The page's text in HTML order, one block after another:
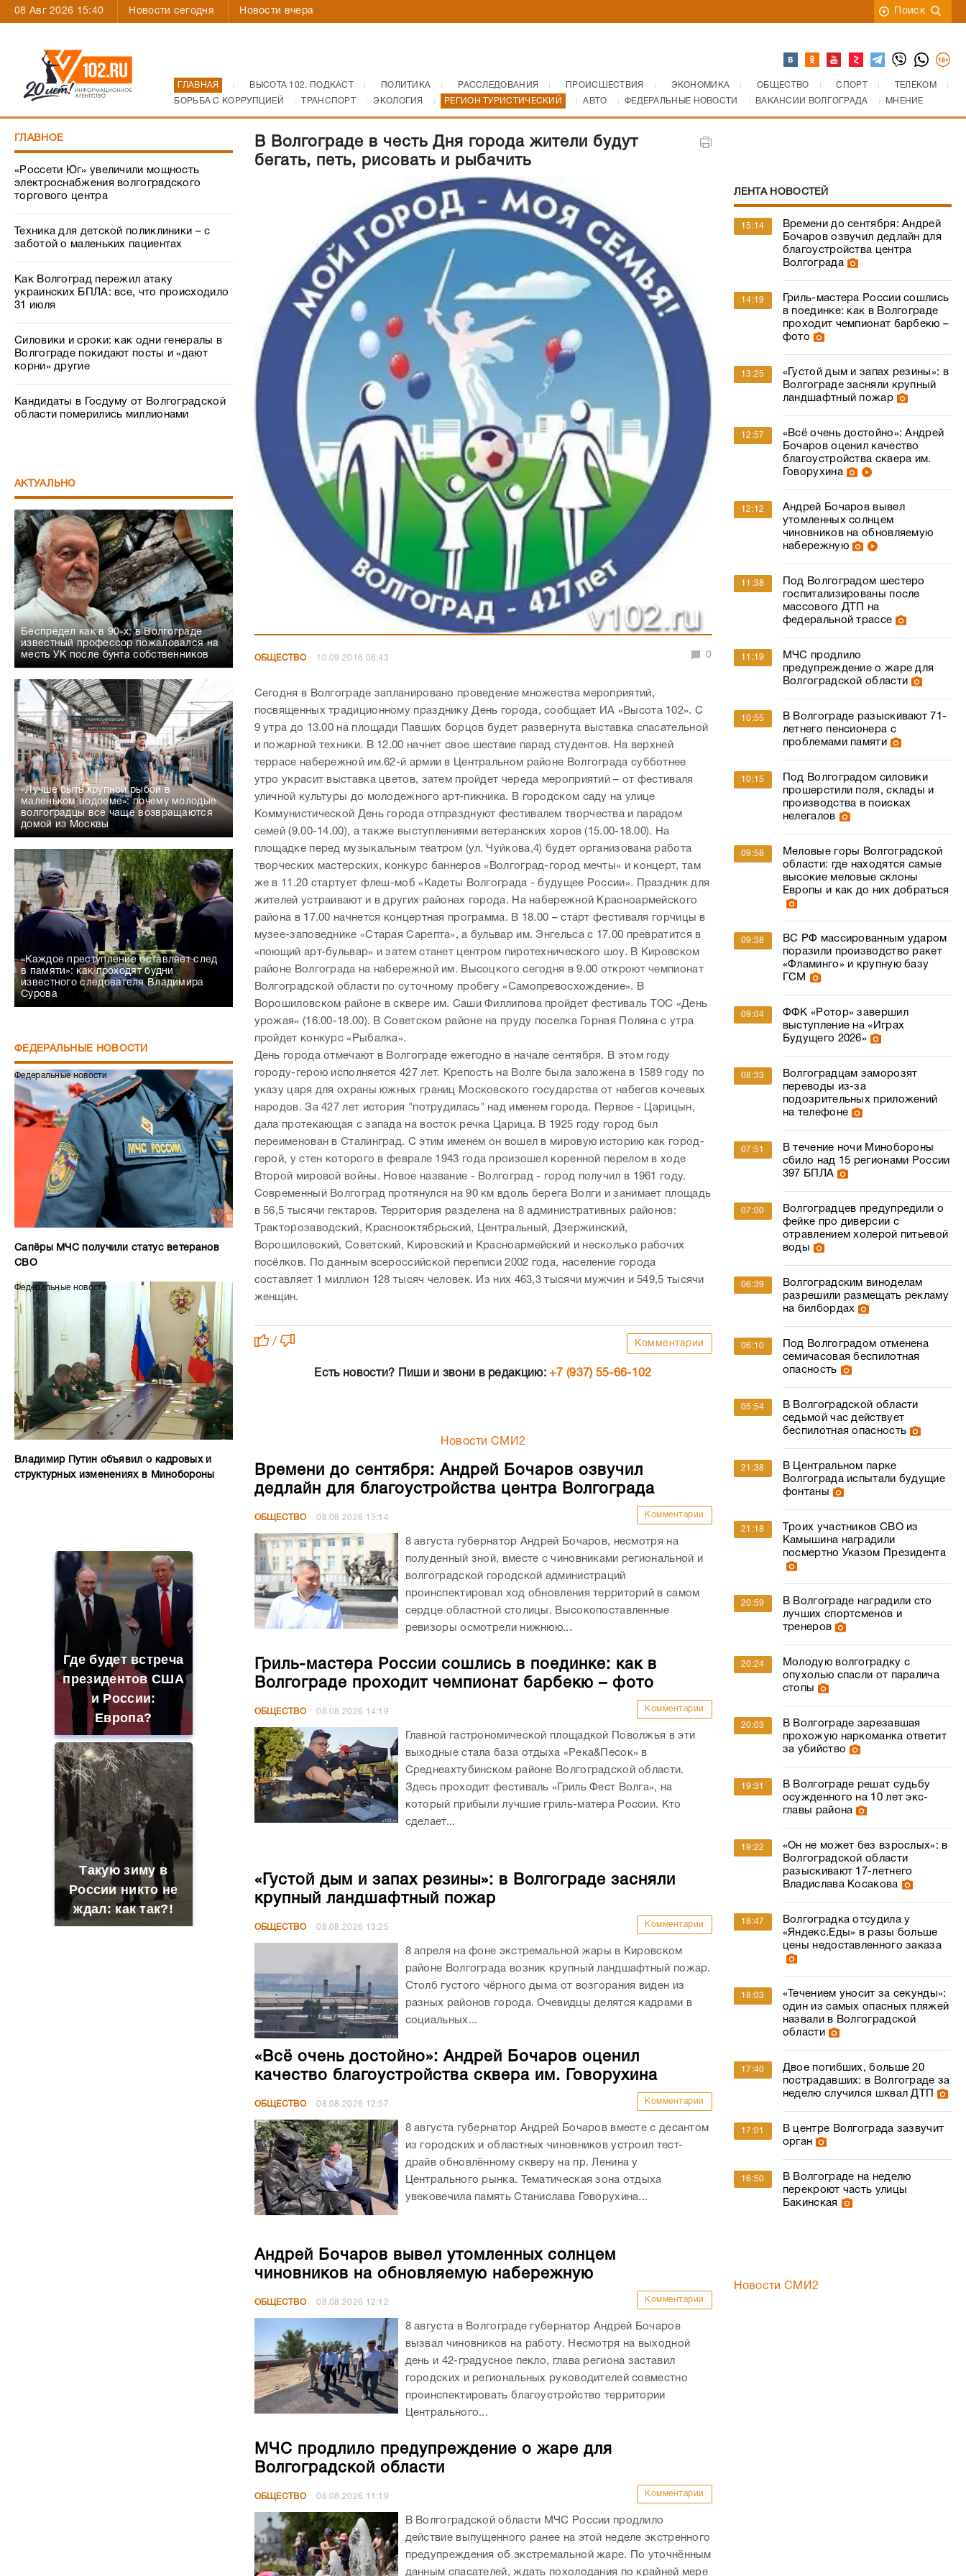
08 Авг 2026 15:40 Новости сегодня Новости вчера Поиск
ГЛАВНАЯ ВЫСОТА 102. ПОДКАСТ ПОЛИТИКА РАССЛЕДОВАНИЯ ПРОИСШЕСТВИЯ ЭКОНОМИКА ОБЩЕСТВО СПОРТ
ТЕЛЕКОМ
БОРЬБА С КОРРУПЦИЕЙ
ТРАНСПОРТ ЭКОЛОГИЯ РЕГИОН ТУРИСТИЧЕСКИЙ АВТО ФЕДЕРАЛЬНЫЕ НОВОСТИ ВАКАНСИИ ВОЛГОГРАДА МНЕНИЕ
ГЛАВНОЕ
«Россети Юг» увеличили мощность
электроснабжения волгоградского
торгового центра
Техника для детской поликлиники – с
заботой о маленьких пациентах
Как Волгоград пережил атаку
украинских БПЛА: все, что происходило
31 июля
Силовики и сроки: как одни генералы в
Волгограде покидают посты и «дают
корни» другие
Кандидаты в Госдуму от Волгоградской
области померились миллионами
АКТУАЛЬНО
Беспредел как в 90-х: в Волгограде
известный профессор пожаловался на
месть УК после бунта собственников
«Лучше быть крупной рыбой в
маленьком водоеме»: почему молодые
волгоградцы все чаще возвращаются
домой из Москвы
«Каждое преступление оставляет след
в памяти»: как проходят будни
известного следователя Владимира
Сурова
ФЕДЕРАЛЬНЫЕ НОВОСТИ
Федеральные новости
Сапёры МЧС получили статус ветеранов
СВО
Федеральные новости
Владимир Путин объявил о кадровых и
структурных изменениях в Минобороны
Где будет встреча
президентов США
и России:
Европа?
Такую зиму в
России никто не
ждал: как так?!
В Волгограде в честь Дня города жители будут
бегать, петь, рисовать и рыбачить
ОБЩЕСТВО 10.09.2016 06:43 0
Сегодня в Волгограде запланировано проведение множества мероприятий,
посвященных традиционному празднику День города, сообщает ИА «Высота 102». С
9 утра до 13.00 на площади Павших борцов будет развернута выставка спасательной
и пожарной техники. В 12.00 начнет свое шествие парад студентов. На верхней
террасе набережной им.62-й армии в Центральном районе Волгограда субботнее
утро украсит выставка цветов, затем пройдет череда мероприятий – от фестиваля
уличной культуры до молодежного арт-пикника. В городском саду на улице
Коммунистической День города отпразднуют фестивалем творчества и парадом
семей (9.00-14.00), а также выступлениями ветеранских хоров (15.00-18.00). На
площадке перед музыкальным театром (ул. Чуйкова,4) будет организована работа
творческих мастерских, конкурс баннеров «Волгоград-город мечты» и концерт, там
же в 11.20 стартует флеш-моб «Кадеты Волгограда - будущее России». Праздник для
жителей устраивают и в других районах города. На набережной Красноармейского
района в 17.00 начнется концертная программа. В 18.00 – старт фестиваля горчицы в
музее-заповеднике «Старая Сарепта», а бульвар им. Энгельса с 17.00 превратится в
«поющий арт-бульвар» и затем станет центром пиротехнического шоу. В Кировском
районе Волгограда на набережной им. Высоцкого сегодня в 9.00 откроют чемпионат
Волгоградской области по суточному пробегу «Самопревосхождение». В
Ворошиловском районе в сквере им. Саши Филлипова пройдет фестиваль ТОС «День
урожая» (16.00-18.00). В Советском районе на пруду поселка Горная Поляна с утра
пройдет конкурс «Рыбалка».
День города отмечают в Волгограде ежегодно в начале сентября. В этом году
городу-герою исполняется 427 лет. Крепость на Волге была заложена в 1589 году по
указу царя для охраны южных границ Московского государства от набегов кочевых
народов. За 427 лет история "потрудилась" над именем города. Первое - Царицын,
дала протекающая с запада на восток речка Царица. В 1925 году город был
переименован в Сталинград. С этим именем он вошел в мировую историю как город-
герой, у стен которого в феврале 1943 года произошел коренной перелом в ходе
Второй мировой войны. Новое название - Волгоград - город получил в 1961 году.
Современный Волгоград протянулся на 90 км вдоль берега Волги и занимает площадь
в 56,5 тысячи гектаров. Территория разделена на 8 административных районов:
Тракторозаводский, Краснооктябрьский, Центральный, Дзержинский,
Ворошиловский, Советский, Кировский и Красноармейский и несколько рабочих
посёлков. По данным всероссийской переписи 2002 года, население города
составляет 1 миллион 128 тысяч человек. Из них 463,3 тысячи мужчин и 549,5 тысячи
женщин.
/ Комментарии
Есть новости? Пиши и звони в редакцию:+7 (937) 55-66-102
Новости СМИ2
Времени до сентября: Андрей Бочаров озвучил
дедлайн для благоустройства центра Волгограда
ОБЩЕСТВО 08.08.2026 15:14 Комментарии
8 августа губернатор Андрей Бочаров, несмотря на
полуденный зной, вместе с чиновниками региональной и
волгоградской городской администраций
проинспектировал ход обновления территорий в самом
сердце областной столицы. Высокопоставленные
ревизоры осмотрели нижнюю...
Гриль-мастера России сошлись в поединке: как в
Волгограде проходит чемпионат барбекю – фото
ОБЩЕСТВО 08.08.2026 14:19 Комментарии
Главной гастрономической площадкой Поволжья в эти
выходные стала база отдыха «Река&Песок» в
Среднеахтубинском районе Волгоградской области.
Здесь проходит фестиваль «Гриль Фест Волга», на
который прибыли лучшие гриль-матера России. Кто
сделает...
«Густой дым и запах резины»: в Волгограде засняли
крупный ландшафтный пожар
ОБЩЕСТВО 08.08.2026 13:25 Комментарии
8 апреля на фоне экстремальной жары в Кировском
районе Волгограда возник крупный ландшафтный пожар.
Столб густого чёрного дыма от возгорания виден из
разных районов города. Очевидцы делятся кадрами в
социальных...
«Всё очень достойно»: Андрей Бочаров оценил
качество благоустройства сквера им. Говорухина
ОБЩЕСТВО 08.08.2026 12:57 Комментарии
8 августа губернатор Андрей Бочаров вместе с десантом
из городских и областных чиновников устроил тест-
драйв обновлённому скверу на пр. Ленина у
Центрального рынка. Тематическая зона отдыха
увековечила память Станислава Говорухина...
Андрей Бочаров вывел утомленных солнцем
чиновников на обновляемую набережную
ОБЩЕСТВО 08.08.2026 12:12 Комментарии
8 августа в Волгограде губернатор Андрей Бочаров
вызвал чиновников на работу. Несмотря на выходной
день и 42-градусное пекло, глава региона заставил
городских и региональных руководителей совместно
проинспектировать благоустройство территории
Центрального...
МЧС продлило предупреждение о жаре для
Волгоградской области
ОБЩЕСТВО 08.08.2026 11:19 Комментарии
В Волгоградской области МЧС России продлило
действие выпущенного ранее на этой неделе экстренного
предупреждения об экстремальной жаре. По уточнённым
данным спасателей, ждать похолодания по крайней мере
ЛЕНТА НОВОСТЕЙ
15:14
Времени до сентября: Андрей
Бочаров озвучил дедлайн для
благоустройства центра
Волгограда
14:19
Гриль-мастера России сошлись
в поединке: как в Волгограде
проходит чемпионат барбекю –
фото
13:25
«Густой дым и запах резины»: в
Волгограде засняли крупный
ландшафтный пожар
12:57
«Всё очень достойно»: Андрей
Бочаров оценил качество
благоустройства сквера им.
Говорухина
12:12
Андрей Бочаров вывел
утомленных солнцем
чиновников на обновляемую
набережную
11:38
Под Волгоградом шестеро
госпитализированы после
массового ДТП на
федеральной трассе
11:19
МЧС продлило
предупреждение о жаре для
Волгоградской области
10:55
В Волгограде разыскивают 71-
летнего пенсионера с
проблемами памяти
10:15
Под Волгоградом силовики
прошерстили поля, склады и
производства в поисках
нелегалов
09:58
Меловые горы Волгоградской
области: где находятся самые
высокие меловые склоны
Европы и как до них добраться
09:38
ВС РФ массированным ударом
поразили производство ракет
«Фламинго» и крупную базу
ГСМ
09:04
ФФК «Ротор» завершил
выступление на «Играх
Будущего 2026»
08:33
Волгоградцам заморозят
переводы из-за
подозрительных приложений
на телефоне
07:51
В течение ночи Минобороны
сбило над 15 регионами России
397 БПЛА
07:00
Волгоградцев предупредили о
фейке про диверсии с
отравлением холерой питьевой
воды
06:39
Волгоградским виноделам
разрешили размещать рекламу
на билбордах
06:10
Под Волгоградом отменена
семичасовая беспилотная
опасность
05:54
В Волгоградской области
седьмой час действует
беспилотная опасность
21:38
В Центральном парке
Волгограда испытали будущие
фонтаны
21:18
Троих участников СВО из
Камышина наградили
посмертно Указом Президента
20:59
В Волгограде наградили сто
лучших спортсменов и
тренеров
20:24
Молодую волгоградку с
опухолью спасли от паралича
стопы
20:03
В Волгограде зарезавшая
прохожую наркоманка ответит
за убийство
19:31
В Волгограде решат судьбу
осужденного на 10 лет экс-
главы района
19:22
«Он не может без взрослых»: в
Волгоградской области
разыскивают 17-летнего
Владислава Косакова
18:47
Волгоградка отсудила у
«Яндекс.Еды» в разы больше
цены недоставленного заказа
18:03
«Течением уносит за секунды»:
один из самых опасных пляжей
назвали в Волгоградской
области
17:40
Двое погибших, больше 20
пострадавших: в Волгограде за
неделю случился шквал ДТП
17:01
В центре Волгограда зазвучит
орган
16:50
В Волгограде на неделю
перекроют часть улицы
Бакинская
Новости СМИ2